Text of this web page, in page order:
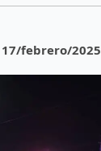
17/febrero/2025